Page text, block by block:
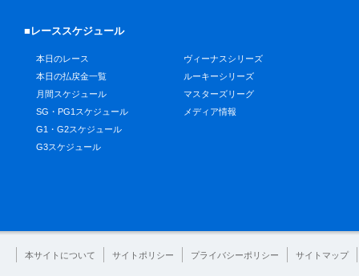
■レーススケジュール
本日のレース
本日の払戻金一覧
月間スケジュール
SG・PG1スケジュール
G1・G2スケジュール
G3スケジュール
ヴィーナスシリーズ
ルーキーシリーズ
マスターズリーグ
メディア情報
本サイトについて サイトポリシー プライバシーポリシー サイトマップ